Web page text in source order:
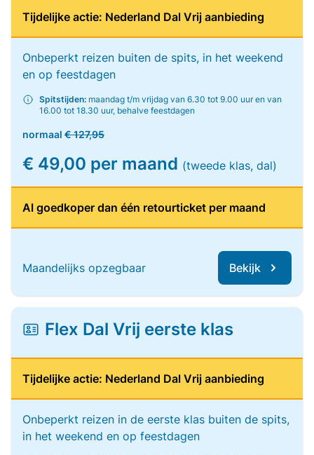
Tijdelijke actie: Nederland Dal Vrij aanbieding
Onbeperkt reizen buiten de spits, in het weekend
en op feestdagen
Spitstijden: maandag t/m vrijdag van 6.30 tot 9.00 uur en van
16.00 tot 18.30 uur, behalve feestdagen
normaal € 127,95
€ 49,00 per maand (tweede klas, dal)
Al goedkoper dan één retourticket per maand
Maandelijks opzegbaar Bekijk
Flex Dal Vrij eerste klas
Tijdelijke actie: Nederland Dal Vrij aanbieding
Onbeperkt reizen in de eerste klas buiten de spits,
in het weekend en op feestdagen